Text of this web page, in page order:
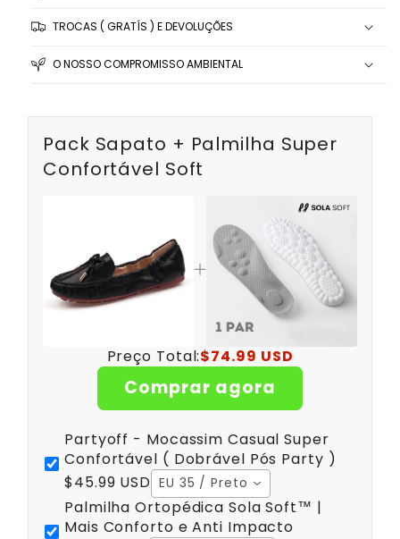
TROCAS ( GRATÍS ) E DEVOLUÇÕES
O NOSSO COMPROMISSO AMBIENTAL
Pack Sapato + Palmilha Super
Confortável Soft
Preço Total:$74.99 USD
Comprar agora
Partyoff - Mocassim Casual Super
Confortável ( Dobrável Pós Party )
$45.99 USD EU 35 / Preto
Palmilha Ortopédica Sola Soft™ |
Mais Conforto e Anti Impacto